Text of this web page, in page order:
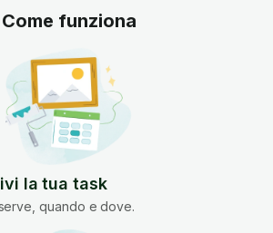
Come funziona
la tua task
quando e dove.